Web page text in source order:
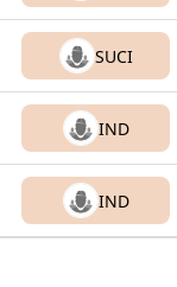
SUCI
IND
IND